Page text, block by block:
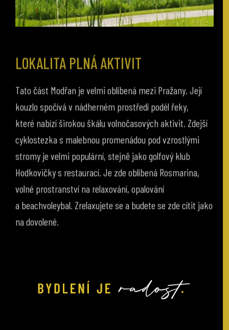
LOKALITA PLNÁ AKTIVIT
kouzlo spočívá v nádherném prostředí podél řeky,
které nabízí širokou škálu volnočasových aktivit. Zdejší
cyklostezka s malebnou promenádou pod vzrostlými
stromy je velmi populární, stejně jako golfový klub
Hodkovičky s restaurací. Je zde oblíbená Rosmarina,
volné prostranství na relaxování, opalování
a beachvoleybal. Zrelaxujete se a budete se zde cítit jako
na dovolené.